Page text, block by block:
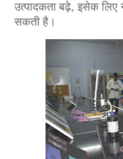
उत्पादकता बढ़े, इसेक लिए
सकती है।